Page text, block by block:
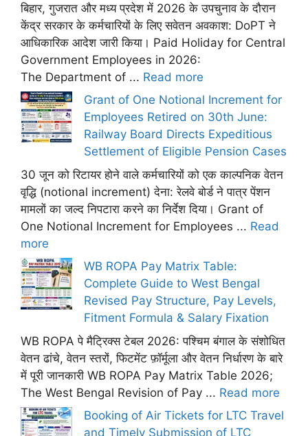
बिहार, गुजरात और मध्य प्रदेश में 2026 के उपचुनाव के दौरान
केंद्र सरकार के कर्मचारियों के लिए सवेतन अवकाश: DoPT ने
आधिकारिक आदेश जारी किया। Paid Holiday for Central
Government Employees in 2026:
The Department of ... Read more
Grant of One Notional Increment for
Employees Retired on 30th June:
Railway Board Directs Expeditious
Settlement of Eligible Pension Cases
30 जून को रिटायर होने वाले कर्मचारियों को एक काल्पनिक वेतन
वृद्धि (notional increment) देना: रेलवे बोर्ड ने पात्र पेंशन
मामलों का जल्द निपटारा करने का निर्देश दिया। Grant of
One Notional Increment for Employees ... Read
more
WB ROPA Pay Matrix Table:
Complete Guide to West Bengal
Revised Pay Structure, Pay Levels,
Fitment Formula & Salary Fixation
WB ROPA पे मैट्रिक्स टेबल 2026: पश्चिम बंगाल के संशोधित
वेतन ढांचे, वेतन स्तरों, फिटमेंट फ़ॉर्मूला और वेतन निर्धारण के बारे
में पूरी जानकारी WB ROPA Pay Matrix Table 2026;
The West Bengal Revision of Pay ... Read more
Booking of Air Tickets for LTC Travel
and Timely Submission of LTC